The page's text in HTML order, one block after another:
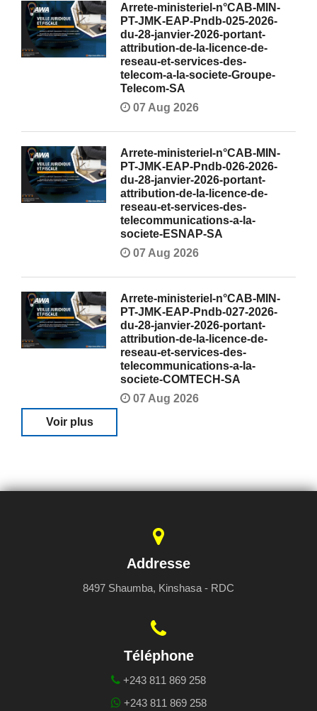
Arrete-ministeriel-n°CAB-MIN-
PT-JMK-EAP-Pndb-025-2026-
du-28-janvier-2026-portant-
attribution-de-la-licence-de-
reseau-et-services-des-
telecom-a-la-societe-Groupe-
Telecom-SA
07 Aug 2026
Arrete-ministeriel-n°CAB-MIN-
PT-JMK-EAP-Pndb-026-2026-
du-28-janvier-2026-portant-
attribution-de-la-licence-de-
reseau-et-services-des-
telecommunications-a-la-
societe-ESNAP-SA
07 Aug 2026
Arrete-ministeriel-n°CAB-MIN-
PT-JMK-EAP-Pndb-027-2026-
du-28-janvier-2026-portant-
attribution-de-la-licence-de-
reseau-et-services-des-
telecommunications-a-la-
societe-COMTECH-SA
07 Aug 2026
Voir plus
Addresse
8497 Shaumba, Kinshasa - RDC
Téléphone
+243 811 869 258
+243 811 869 258